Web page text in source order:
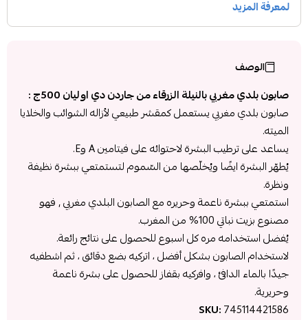
الوصف
صابون بلدي مغربي بالنيلة الزرقاء من جاردن دي اوليان 500ج :
صابون بلدي مغربي يستعمل كمقشر طبيعي لأزاله الشوائب والخلايا
الميته.
يساعد على ترطيب البشرة لاحتوائه على فيتامين A وE.
يُطهّر البشرة ايضًا ويُخلّصها من السّموم لتستمتعي ببشرة نظيفة
ونظرة.
استمتعي ببشرة ناعمة وحريره مع الصابون البلدي مغربي , فهو
مصنوع بزيت نباتي 100% من المغرب.
يُفضل استخدامه مره كل اسبوع للحصول على نتائج رائعة.
لاستخدام الصابون بشكل أفضل ، اتركيه بضع دقائق ، ثم اشطفيه
جيدًا بالماء الدافئ ، وافركيه بقفاز للحصول على بشرة ناعمة
وحريرية.
SKU:745114421586